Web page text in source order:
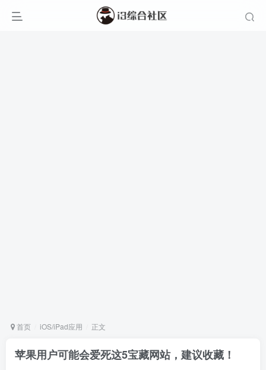
首页 iOS/iPad应用 正文
苹果用户可能会爱死这5宝藏网站，建议收藏！